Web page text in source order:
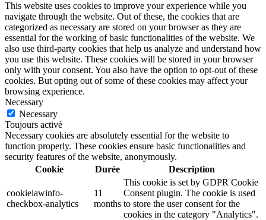
This website uses cookies to improve your experience while you
navigate through the website. Out of these, the cookies that are
categorized as necessary are stored on your browser as they are
essential for the working of basic functionalities of the website. We
also use third-party cookies that help us analyze and understand how
you use this website. These cookies will be stored in your browser
only with your consent. You also have the option to opt-out of these
cookies. But opting out of some of these cookies may affect your
browsing experience.
Necessary
Necessary
Toujours activé
Necessary cookies are absolutely essential for the website to
function properly. These cookies ensure basic functionalities and
security features of the website, anonymously.
Cookie
Durée Description
cookielawinfo-
checkbox-analytics
11
months
This cookie is set by GDPR Cookie
Consent plugin. The cookie is used
to store the user consent for the
cookies in the category "Analytics".